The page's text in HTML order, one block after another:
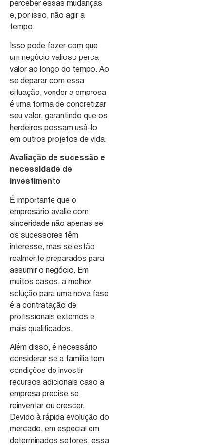
perceber essas mudanças
e, por isso, não agir a
tempo.
Isso pode fazer com que
um negócio valioso perca
valor ao longo do tempo. Ao
se deparar com essa
situação, vender a empresa
é uma forma de concretizar
seu valor, garantindo que os
herdeiros possam usá-lo
em outros projetos de vida.
Avaliação de sucessão e
necessidade de
investimento
É importante que o
empresário avalie com
sinceridade não apenas se
os sucessores têm
interesse, mas se estão
realmente preparados para
assumir o negócio. Em
muitos casos, a melhor
solução para uma nova fase
é a contratação de
profissionais externos e
mais qualificados.
Além disso, é necessário
considerar se a família tem
condições de investir
recursos adicionais caso a
empresa precise se
reinventar ou crescer.
Devido à rápida evolução do
mercado, em especial em
determinados setores, essa